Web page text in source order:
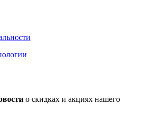
о скидках и акциях нашего